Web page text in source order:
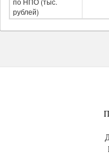
рублей)